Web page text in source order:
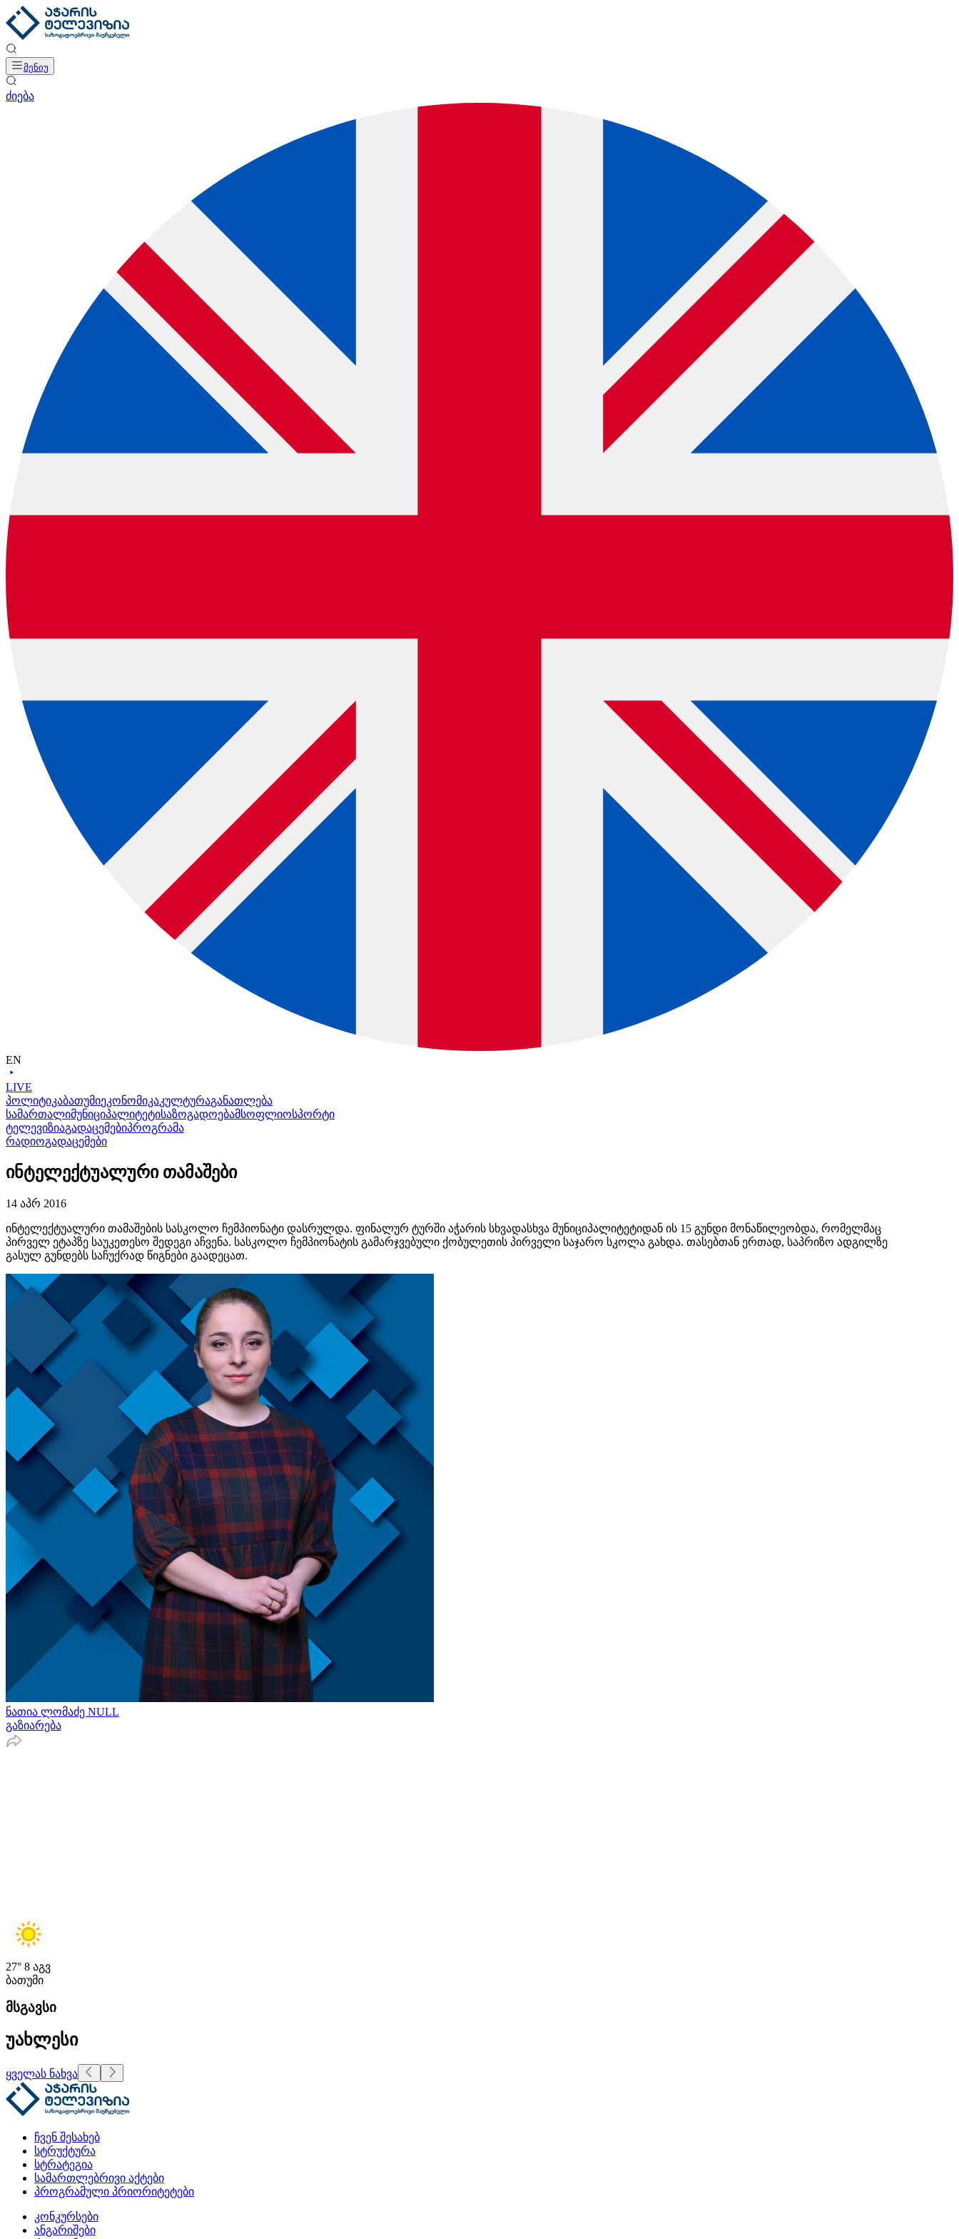
მენიუ
ძიება
EN
LIVE
პოლიტიკაბათუმიეკონომიკაკულტურაგანათლება
სამართალიმუნიციპალიტეტისაზოგადოებამსოფლიოსპორტი
ტელევიზიაგადაცემებიპროგრამა
რადიოგადაცემები
ინტელექტუალური თამაშები
14 აპრ 2016
ინტელექტუალური თამაშების სასკოლო ჩემპიონატი დასრულდა. ფინალურ ტურში აჭარის სხვადასხვა მუნიციპალიტეტიდან ის 15 გუნდი მონაწილეობდა, რომელმაც
პირველ ეტაპზე საუკეთესო შედეგი აჩვენა. სასკოლო ჩემპიონატის გამარჯვებული ქობულეთის პირველი საჯარო სკოლა გახდა. თასებთან ერთად, საპრიზო ადგილზე
გასულ გუნდებს საჩუქრად წიგნები გაადეცათ.
ნათია ლომაძე NULL
გაზიარება
27° 8 აგვ
ბათუმი
მსგავსი
უახლესი
ყველას ნახვა
ჩვენ შესახებ
სტრუქტურა
სტრატეგია
სამართლებრივი აქტები
პროგრამული პრიორიტეტები
კონკურსები
ანგარიშები